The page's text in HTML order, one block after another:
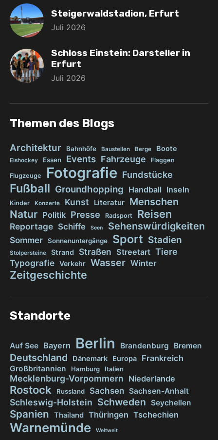
Steigerwaldstadion, Erfurt
Juli 2026
Schloss Einstein: Darsteller in
Erfurt
Juli 2026
Themen des Blogs
Architektur Bahnhöfe Baustellen Berge Boote
Eishockey Essen Events Fahrzeuge Flaggen
Flugzeuge Fotografie Fundstücke
Fußball Groundhopping Handball Inseln
Kinder Konzerte Kunst Literatur Menschen
Natur Politik Presse Radsport Reisen
Reportage Schiffe Seen Sehenswürdigkeiten
Sommer Sonnenuntergänge Sport Stadien
Stolpersteine Strand Straßen Streetart Tiere
Typografie Verkehr Wasser Winter
Zeitgeschichte
Standorte
Auf See Bayern Berlin Brandenburg Bremen
Deutschland Dänemark Europa Frankreich
Großbritannien Hamburg Italien
Mecklenburg-Vorpommern Niederlande
Rostock Russland Sachsen Sachsen-Anhalt
Schleswig-Holstein Schweden Seychellen
Spanien Thailand Thüringen Tschechien
Warnemünde Weltweit